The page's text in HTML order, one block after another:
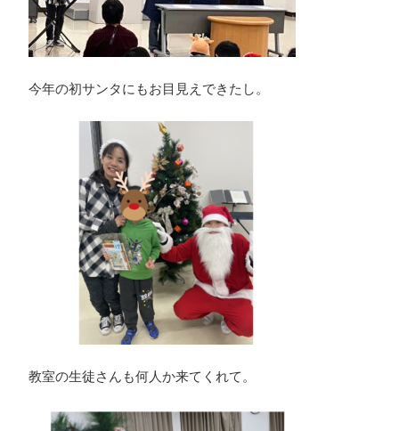
今年の初サンタにもお目見えできたし。
教室の生徒さんも何人か来てくれて。